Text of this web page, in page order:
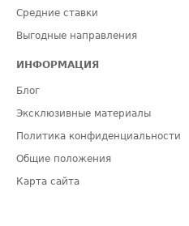
Средние ставки
Выгодные направления
ИНФОРМАЦИЯ
Блог
Эксклюзивные материалы
Политика конфиденциальности
Общие положения
Карта сайта